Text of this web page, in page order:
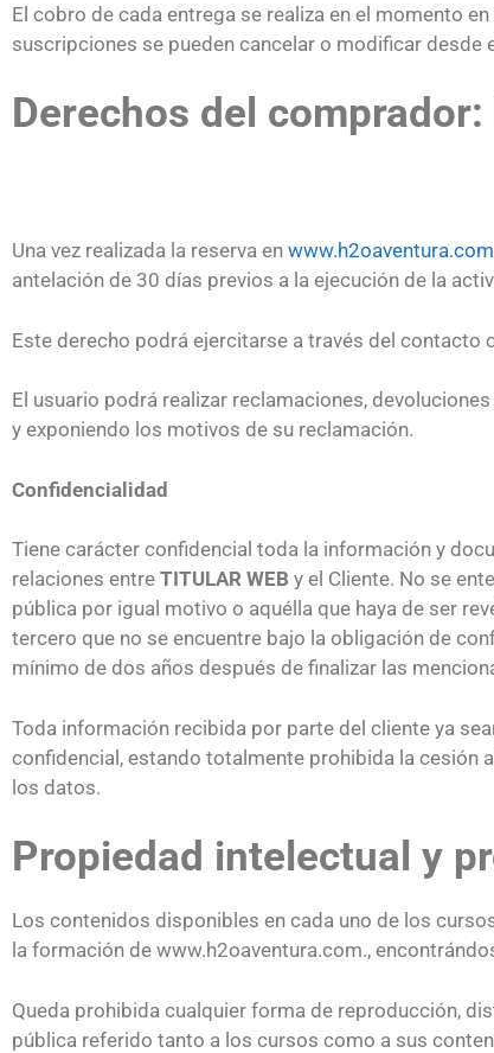
El cobro de cada entrega se realiza en el momento
suscripciones se pueden cancelar o modificar desde
Derechos del
Una vez realizada la reserva en www.h2oaventura.com
antelación de 30 días previos a la ejecución de la
Este derecho podrá ejercitarse a través del contacto
El usuario podrá realizar reclamaciones,
y exponiendo los motivos de su reclamación.
Confidencialidad
Tiene carácter confidencial toda la información y
relaciones entre TITULAR WEB y el Cliente. No se
pública por igual motivo o aquélla que haya de ser
tercero que no se encuentre bajo la obligación de
mínimo de dos años después de finalizar las
Toda información recibida por parte del cliente ya
confidencial, estando totalmente prohibida la cesión
los datos.
Propiedad intelectual y
Los contenidos disponibles en cada uno de los
la formación de www.h2oaventura.com.,
Queda prohibida cualquier forma de reproducción,
pública referido tanto a los cursos como a sus